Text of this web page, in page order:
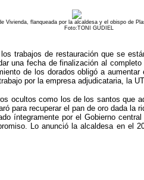
Vivienda, flanqueada por la alcaldesa y el obispo de
Foto:TONI GUDIEL
trabajos de restauración que se
una fecha de finalización al
de los dorados obligó a
por la empresa adjudicataria, la
ocultos como los de los santos
para recuperar el pan de oro dada
íntegramente por el Gobierno
Lo anunció la alcaldesa en el